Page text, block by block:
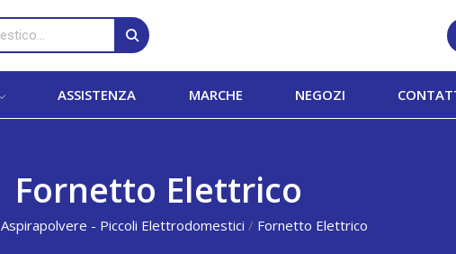
ASSISTENZA MARCHE NEGOZI
Fornetto Elettrico
Aspirapolvere - Piccoli Elettrodomestici Fornetto Elettrico